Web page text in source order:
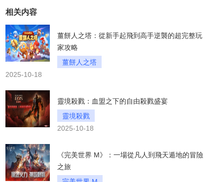
相关内容
薑餅人之塔：從新手起飛到高手逆襲的超完整玩
家攻略
薑餅人之塔
2025-10-18
靈境殺戮：血盟之下的自由殺戮盛宴
靈境殺戮
2025-10-18
《完美世界 M》：一場從凡人到飛天遁地的冒險
之旅